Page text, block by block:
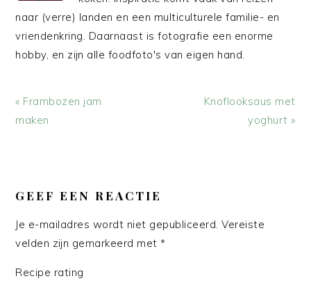
naar (verre) landen en een multiculturele familie- en
vriendenkring. Daarnaast is fotografie een enorme
hobby, en zijn alle foodfoto's van eigen hand.
Vorig
bericht:
« Frambozen jam
maken
Volgend
Knoflooksaus met
yoghurt »
INTERACTIES
GEEF EEN REACTIE
Je e-mailadres wordt niet gepubliceerd. Vereiste
velden zijn gemarkeerd met*
Recipe rating